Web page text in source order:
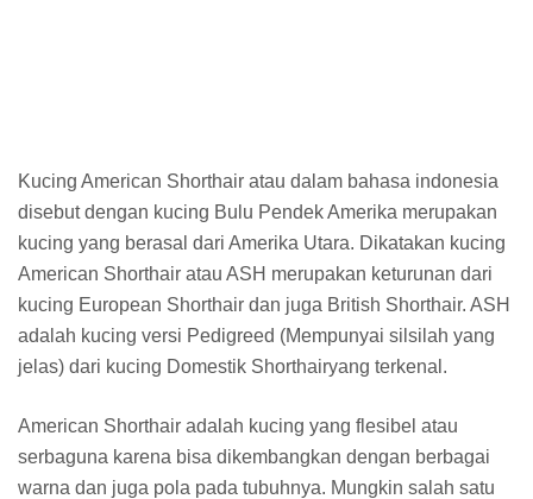
Kucing American Shorthair atau dalam bahasa indonesia
disebut dengan kucing Bulu Pendek Amerika merupakan
kucing yang berasal dari Amerika Utara. Dikatakan kucing
American Shorthair atau ASH merupakan keturunan dari
kucing European Shorthair dan juga British Shorthair. ASH
adalah kucing versi Pedigreed (Mempunyai silsilah yang
jelas) dari kucing Domestik Shorthairyang terkenal.
American Shorthair adalah kucing yang flesibel atau
serbaguna karena bisa dikembangkan dengan berbagai
warna dan juga pola pada tubuhnya. Mungkin salah satu